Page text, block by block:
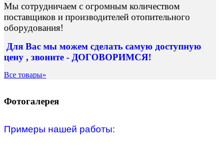
Мы сотрудничаем с огромным количеством
поставщиков и производителей отопительного
оборудования!
Для Вас мы можем сделать самую доступную
цену , звоните - ДОГОВОРИМСЯ!
Все товары»
Фотогалерея
Примеры нашей работы: